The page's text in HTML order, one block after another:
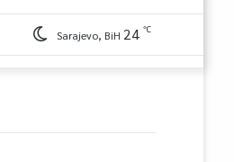
Sarajevo, BiH 24 ℃